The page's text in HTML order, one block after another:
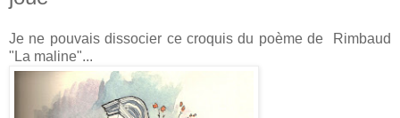
Je ne pouvais dissocier ce croquis du poème de Rimbaud
"La maline"...